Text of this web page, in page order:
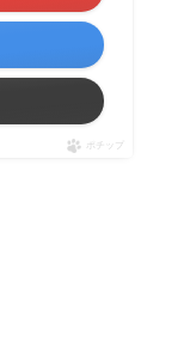
ポチップ